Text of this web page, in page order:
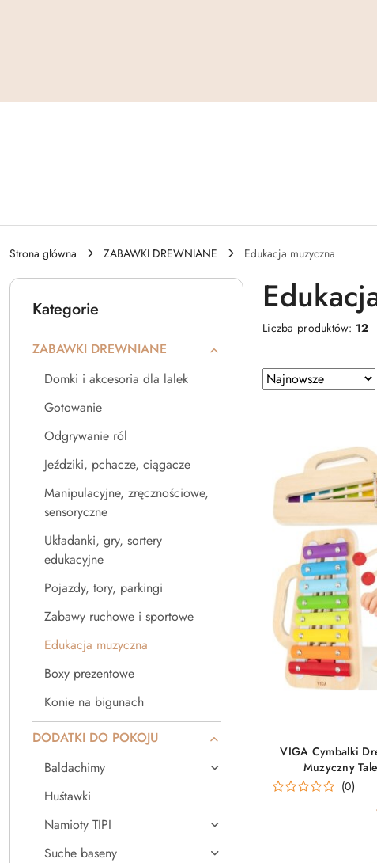
Strona główna ZABAWKI DREWNIANE Edukacja muzyczna
Kategorie
ZABAWKI DREWNIANE
Domki i akcesoria dla lalek
Gotowanie
Odgrywanie ról
Jeździki, pchacze, ciągacze
Manipulacyjne, zręcznościowe,
sensoryczne
Układanki, gry, sortery
edukacyjne
Pojazdy, tory, parkingi
Zabawy ruchowe i sportowe
Edukacja muzyczna
Boxy prezentowe
Konie na bigunach
DODATKI DO POKOJU
Baldachimy
Huśtawki
Namioty TIPI
Suche baseny
Liczba produktów: 12
Zastosowano
sortowanie:
Sortuj
według
VIGA Cymbalki
Muzyczny
(0)